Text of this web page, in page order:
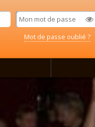
Mot de passe oublié ?